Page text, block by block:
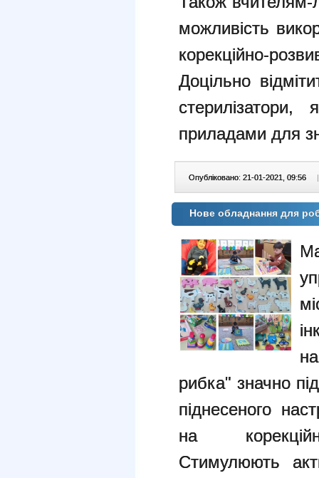
можливість
корекційно-
Доцільно
приладами для
Опубліковано: 21-01-2021, 09:56 |
Нове обладнання для
рибка" значно
піднесеного
на
Стимулюють